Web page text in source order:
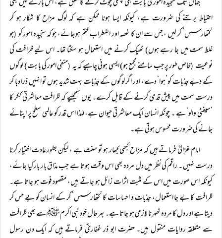
جہاں تک سنجیدہ امور کی بابت ہلکی پھلکی چوٹ کرنے کا تعلق ہے، اس بارے میں بھی
احتیاط برتنے کی ضرورت ہے، کیونکہ ایسا ہونا ممکن ہے کہ لوگ مزاح کا شکار ہو کر
’کتھارسس‘ کر لیں ، جس سے ان کا غصہ اور اضطراب ختم ہو جائے، جو کہ سنجیدہ امور کو(جو
غلط سمت میں جا رہے ہوں) ٹھیک کرنے میں استعمال ہو سکتا تھا۔ اس لیے ظرافت کی
نوعیت (خاص طور پر جب سامنے مجمع ہو) ایسی ہونی چاہیے کہ یہ (منفی امور کی بابت) لوگوں
کے دبے جذبات کو’ہوا‘ دے، اور اگر لوگوں کے جذبات بہت شدید ہوں تو انہیں ذرا دبا کر
درست سمت میں پیش قدمی کرنے کے قابل کرے۔ یوں سمجھیے کہ ظرافت معاشرتی ککر کا
’سیفٹی والو‘ ہے ۔ چونکہ انسان ایک معاشرتی حیوان ہے، لہٰذا اس قدر کو عالمی سطح پر اپنائے
جانے کی ضرورت محسوس ہوتی ہے۔
امام غزالیؒ فرماتے ہیں کہ مزاح کبھی کبھار ہو تو سنت ہے ، لیکن بطور عادت اختیار کرنا
درست نہیں ۔ راقم کی نظر میں دل مردہ بھی اس وقت ہوتا ہے جب مذاق بار بار کیا جائے،
کیونکہ اس صورت میں اس کے مثبت اثرات زائل ہو جاتے ہیں، مقصود فوت ہو جاتا ہے۔
ظرافت کا بے جا استعمال، جذبات و احساسات کا ’کتھارسس‘ کر کے انسان کو بے حس کر
دیتا ہے اور دل کا مردہ ٹھہرنا لازمی ہو جاتا ہے۔ بہر حال خود نبی اکرمﷺ سے بھی ظرافت
سے متعلقہ روایات منقول ہیں۔ حضرت ابو ذر غفاریؓ فرماتے ہیں کہ ایک دن رسول